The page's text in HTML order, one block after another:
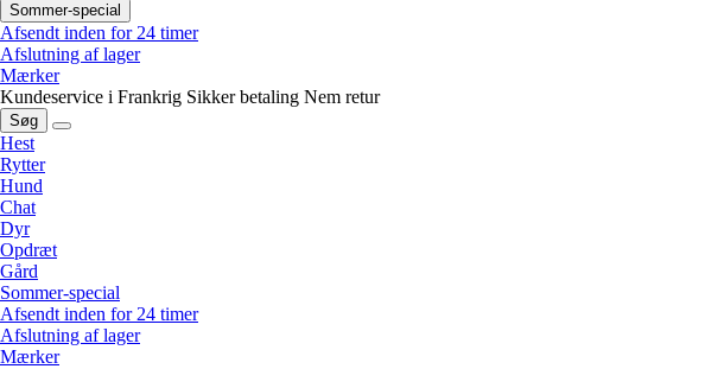
Sommer-special
Afsendt inden for 24 timer
Afslutning af lager
Mærker
Kundeservice i Frankrig Sikker betaling Nem retur
Søg
Hest
Rytter
Hund
Chat
Dyr
Opdræt
Gård
Sommer-special
Afsendt inden for 24 timer
Afslutning af lager
Mærker